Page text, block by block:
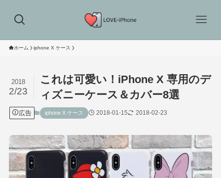
ホーム iphone X ケース
これは可愛い！iPhone X 専用のデ
ィズニーケース＆カバー8選
2018
2/23
広告 iphone X ケース 2018-01-15 2018-02-23